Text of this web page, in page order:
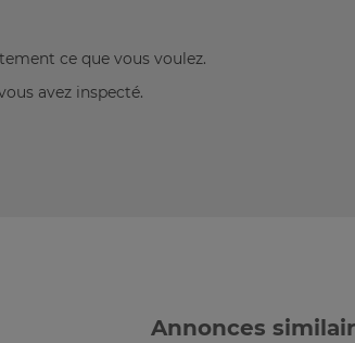
ce que vous voulez.
avez inspecté.
Annonces